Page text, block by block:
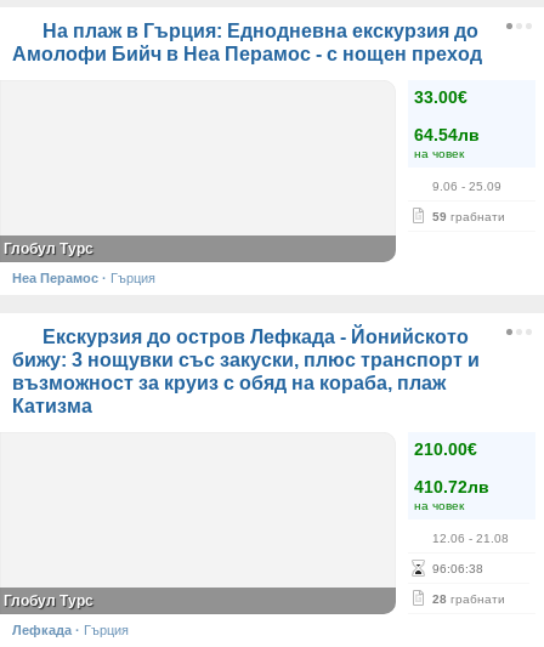
На плаж в Гърция: Еднодневна екскурзия до
Амолофи Бийч в Неа Перамос - с нощен преход
33.00€
64.54лв
на човек
9.06 - 25.09
59 грабнати
Глобул Турс
Неа Перамос · Гърция
Екскурзия до остров Лефкада - Йонийското
бижу: 3 нощувки със закуски, плюс транспорт и
възможност за круиз с обяд на кораба, плаж
Катизма
210.00€
410.72лв
на човек
12.06 - 21.08
96:06:37
28 грабнати
Глобул Турс
Лефкада · Гърция